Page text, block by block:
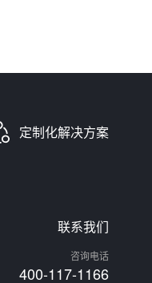
定制化解决方案
联系我们
咨询电话
400-117-1166